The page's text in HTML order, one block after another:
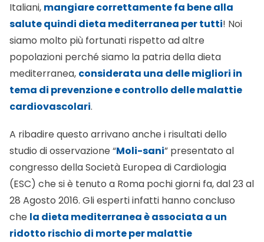
Italiani, mangiare correttamente fa bene alla
salute quindi dieta mediterranea per tutti! Noi
siamo molto più fortunati rispetto ad altre
popolazioni perché siamo la patria della dieta
mediterranea, considerata una delle migliori in
tema di prevenzione e controllo delle malattie
cardiovascolari.
A ribadire questo arrivano anche i risultati dello
studio di osservazione “Moli-sani” presentato al
congresso della Società Europea di Cardiologia
(ESC) che si è tenuto a Roma pochi giorni fa, dal 23 al
28 Agosto 2016. Gli esperti infatti hanno concluso
che la dieta mediterranea è associata a un
ridotto rischio di morte per malattie